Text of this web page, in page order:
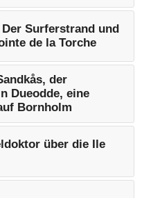
Der Surferstrand und
de la Torche
der
Dueodde, eine
Bornholm
über die Ile